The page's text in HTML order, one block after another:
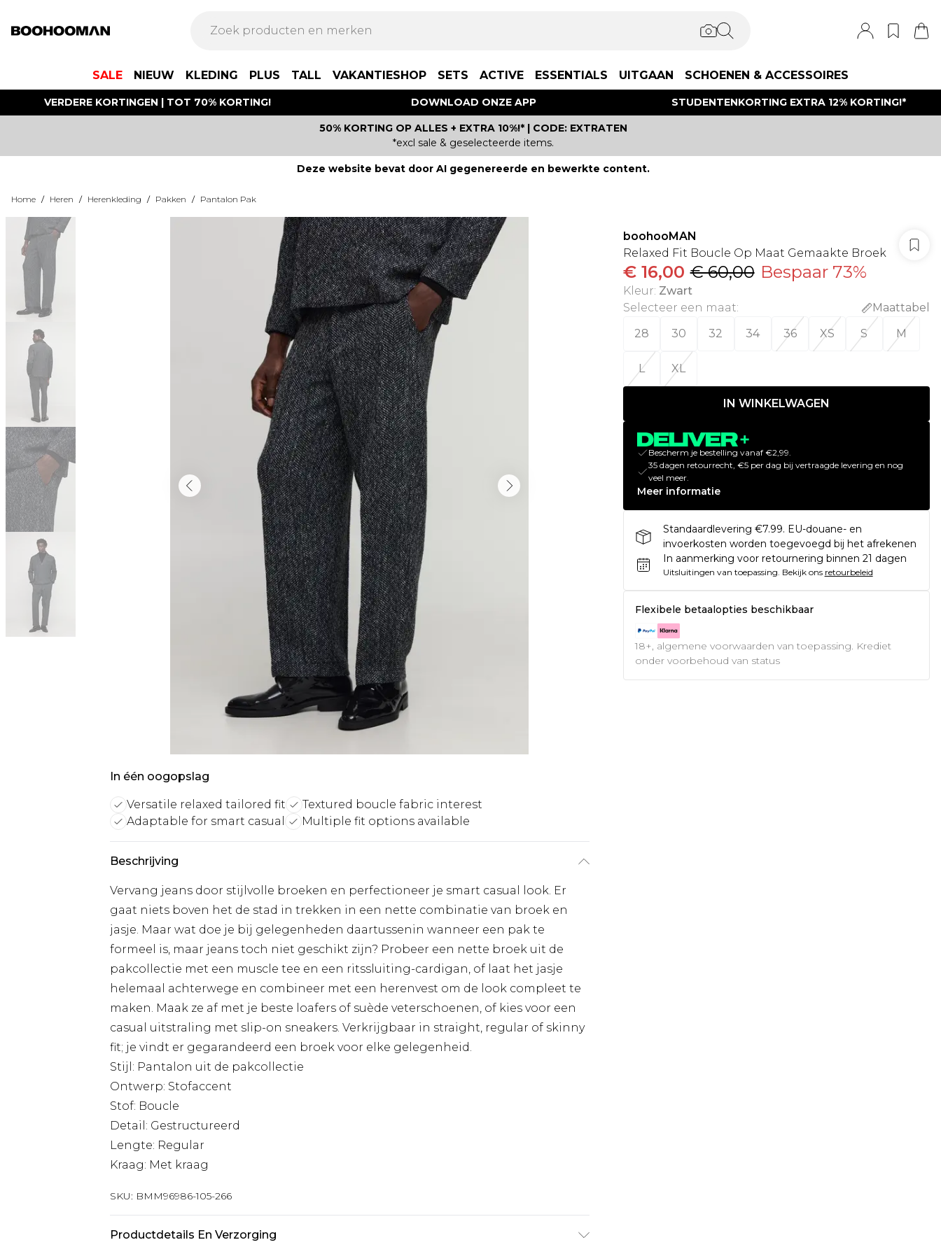
SALE NIEUW KLEDING PLUS TALL VAKANTIESHOP SETS ACTIVE ESSENTIALS UITGAAN SCHOENEN & ACCESSOIRES
VERDERE KORTINGEN | TOT 70% KORTING! DOWNLOAD ONZE APP STUDENTENKORTING EXTRA 12% KORTING!*
50% KORTING OP ALLES + EXTRA 10%!* | CODE: EXTRATEN
*excl sale & geselecteerde items.
Deze website bevat door AI gegenereerde en bewerkte content.
Home / Heren / Herenkleding / Pakken / Pantalon Pak
In één oogopslag
Versatile relaxed tailored fit
Textured boucle fabric interest
Adaptable for smart casual
Multiple fit options available
Beschrijving
Vervang jeans door stijlvolle broeken en perfectioneer je smart casual look. Er
gaat niets boven het de stad in trekken in een nette combinatie van broek en
jasje. Maar wat doe je bij gelegenheden daartussenin wanneer een pak te
formeel is, maar jeans toch niet geschikt zijn? Probeer een nette broek uit de
pakcollectie met een muscle tee en een ritssluiting-cardigan, of laat het jasje
helemaal achterwege en combineer met een herenvest om de look compleet te
maken. Maak ze af met je beste loafers of suède veterschoenen, of kies voor een
casual uitstraling met slip-on sneakers. Verkrijgbaar in straight, regular of skinny
fit; je vindt er gegarandeerd een broek voor elke gelegenheid.
Stijl: Pantalon uit de pakcollectie
Ontwerp: Stofaccent
Stof: Boucle
Detail: Gestructureerd
Lengte: Regular
Kraag: Met kraag
SKU: BMM96986-105-266
Productdetails En Verzorging
boohooMAN
Relaxed Fit Boucle Op Maat Gemaakte Broek
€ 16,00 € 60,00 Bespaar 73%
Kleur: Zwart
Selecteer een maat:
Maattabel
28
30 32 34 36 XS S M
L XL
IN WINKELWAGEN
Bescherm je bestelling vanaf €2,99.
35 dagen retourrecht, €5 per dag bij vertraagde levering en nog
veel meer.
Meer informatie
Standaardlevering €7.99. EU-douane- en
invoerkosten worden toegevoegd bij het afrekenen
In aanmerking voor retournering binnen 21 dagen
Uitsluitingen van toepassing. Bekijk ons retourbeleid
Flexibele betaalopties beschikbaar
18+, algemene voorwaarden van toepassing. Krediet
onder voorbehoud van status